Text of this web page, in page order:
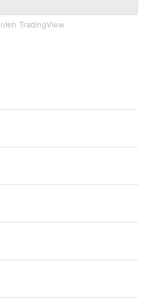
oleh TradingView